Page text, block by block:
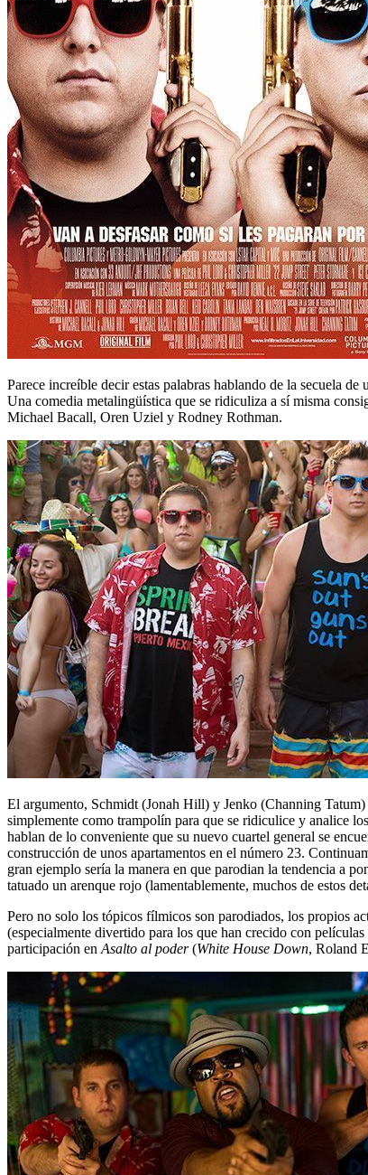
Parece increíble decir estas palabras hablando de la secuela
Una comedia metalingüística que se ridiculiza a sí misma
Michael Bacall, Oren Uziel y Rodney Rothman.
El argumento, Schmidt (Jonah Hill) y Jenko (Channing
simplemente como trampolín para que se ridiculice y analice
hablan de lo conveniente que su nuevo cuartel general se
construcción de unos apartamentos en el número 23.
gran ejemplo sería la manera en que parodian la tendencia a
tatuado un arenque rojo (lamentablemente, muchos de estos
Pero no solo los tópicos fílmicos son parodiados, los propios
(especialmente divertido para los que han crecido con
participación en Asalto al poder(White House Down, Roland